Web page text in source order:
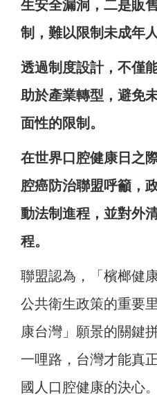
生安全漏洞，二是販
制，難以限制未成年人
透過制度設計，不僅
助於產業轉型，避免
面性的限制。
在世界口腔健康日之
腔癌防治聯盟呼籲，
動法制進程，並對外
程。
聯盟認為，「檳榔健
公共衛生政策的重要
康台灣」願景的關鍵
一哩路，台灣才能真
國人口腔健康的決心。